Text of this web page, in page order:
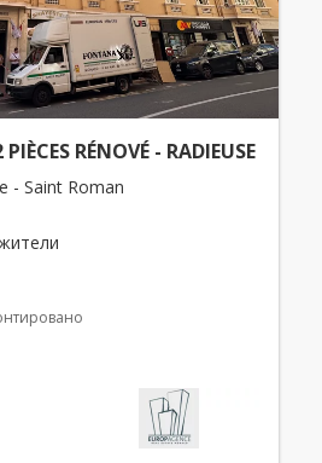
RÉNOVÉ - RADIEUSE
- Saint Roman